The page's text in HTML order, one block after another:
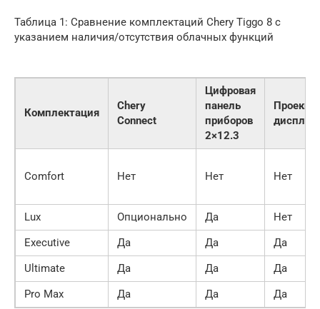
Таблица 1: Сравнение комплектаций Chery Tiggo 8 с
указанием наличия/отсутствия облачных функций
Комплектация
Chery
Connect
Цифровая
панель
приборов
2×12.3
дисплей
Comfort Нет Нет Нет
Lux Опционально Да
Нет
Executive
Да Да
Да
Ultimate
Да Да
Да
Pro Max
Да Да Да